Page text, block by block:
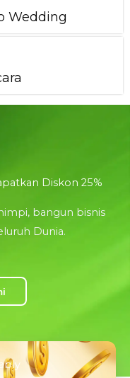
Wedding
Diskon 25%
bangun bisnis
Dunia.